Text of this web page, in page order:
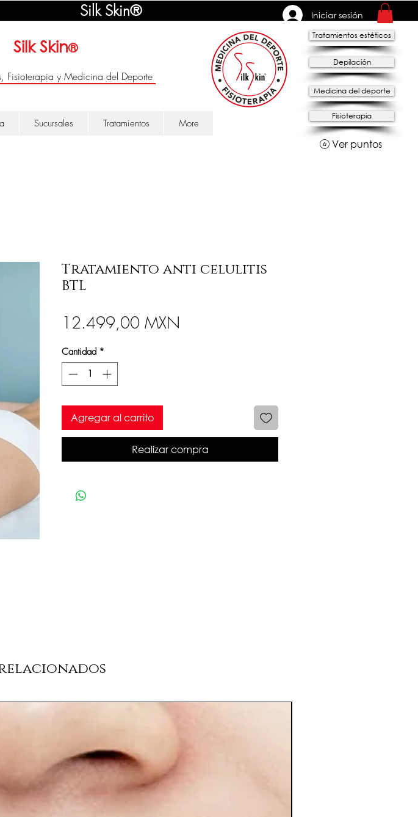
Silk Skin® Iniciar sesión
Silk Skin®
Fisioterapia y Medicina del Deporte
Sucursales Tratamientos More
Tratamientos estéticos
Depilación
Medicina del deporte
Fisioterapia
Ver puntos
Tratamiento anti celulitis
BTL
12.499,00 MXN
Cantidad *
Agregar al carrito
Realizar compra